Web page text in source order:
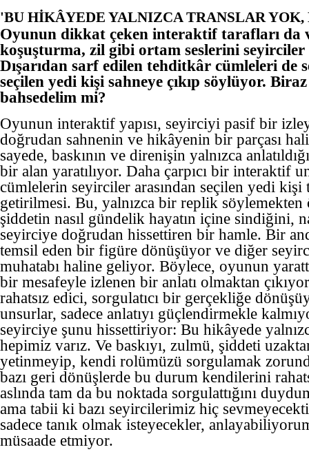
'BU HİKÂYEDE YALNIZCA TRANSLAR
Oyunun dikkat çeken interaktif tarafları da
koşuşturma, zil gibi ortam seslerini seyirciler
Dışarıdan sarf edilen tehditkâr cümleleri de
seçilen yedi kişi sahneye çıkıp söylüyor.
bahsedelim mi?
Oyunun interaktif yapısı, seyirciyi pasif bir
doğrudan sahnenin ve hikâyenin bir parçası
sayede, baskının ve direnişin yalnızca
bir alan yaratılıyor. Daha çarpıcı bir interaktif
cümlelerin seyirciler arasından seçilen yedi kişi
getirilmesi. Bu, yalnızca bir replik söylemekten
şiddetin nasıl gündelik hayatın içine sindiğini,
seyirciye doğrudan hissettiren bir hamle. Bir
temsil eden bir figüre dönüşüyor ve diğer
muhatabı haline geliyor. Böylece, oyunun
bir mesafeyle izlenen bir anlatı olmaktan
rahatsız edici, sorgulatıcı bir gerçekliğe
unsurlar, sadece anlatıyı güçlendirmekle
seyirciye şunu hissettiriyor: Bu hikâyede
hepimiz varız. Ve baskıyı, zulmü, şiddeti
yetinmeyip, kendi rolümüzü sorgulamak
bazı geri dönüşlerde bu durum kendilerini
aslında tam da bu noktada sorgulattığını
ama tabii ki bazı seyircilerimiz hiç
sadece tanık olmak isteyecekler,
müsaade etmiyor.